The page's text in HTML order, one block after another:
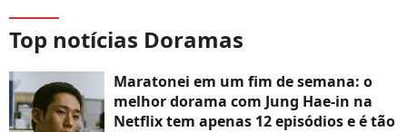
Top notícias Doramas
Maratonei em um fim de semana: o
melhor dorama com Jung Hae-in na
Netflix tem apenas 12 episódios e é tão